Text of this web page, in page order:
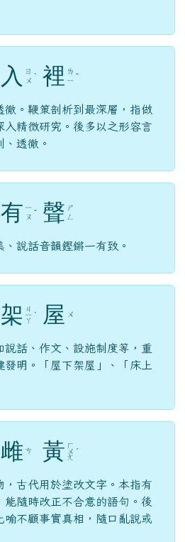
入
ㄖ
ㄨ ˋ 裡 ㄌ
ㄧ ˇ
徹。鞭策剖析到最深層，指做
入精微研究。後多以之形容言
透徹。
有 ㄧ
ㄡ ˇ 聲 ㄕ
ㄥ
說話音韻鏗鏘一有致。
架 ㄐ
ㄧ
ㄚ
ˋ 屋 ㄨ
說話、作文、設施制度等，重
發明。「屋下架屋」、「床上
雌 ㄘ 黃 ㄏ
ㄨ
ㄤ
ˊ
，古代用於塗改文字。本指有
能隨時改正不合意的語句。後
喻不顧事實真相，隨口亂說或